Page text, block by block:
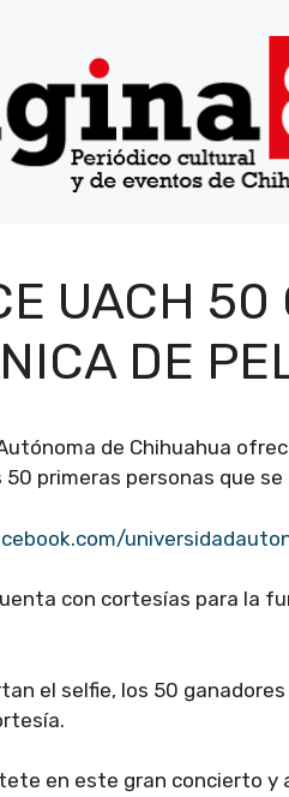
UACH 50
DE
de Chihuahua
50 primeras personas que
con cortesías para la
el selfie, los 50
en este gran concierto y